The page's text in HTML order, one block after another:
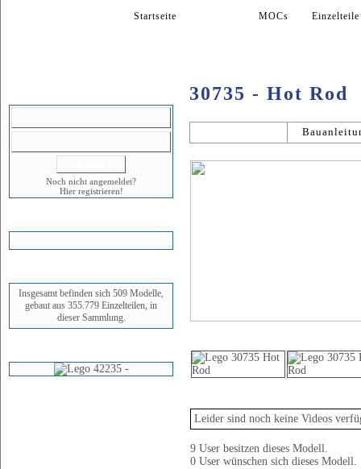
Startseite MOCs Einzelteile
Noch nicht angemeldet?
Hier registrieren!
Insgesamt befinden sich 509 Modelle,
gebaut aus 355.779 Einzelteilen, in
dieser Sammlung.
30735 - Hot Rod
Leider sind noch keine Videos
9 User besitzen dieses Modell.
0 User wünschen sich dieses Modell.